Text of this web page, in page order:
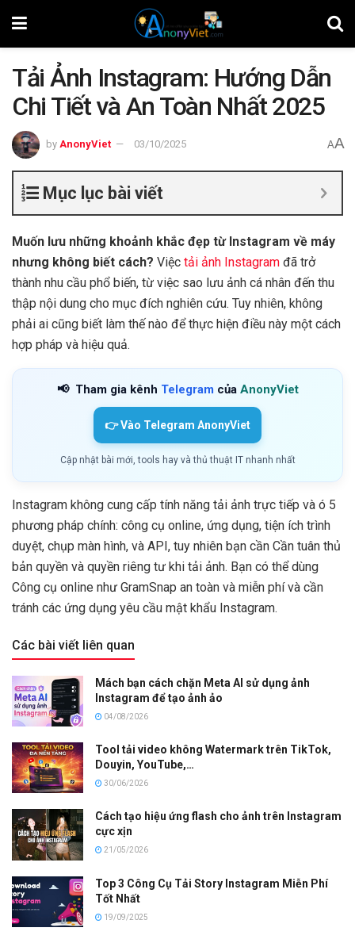
Tải Ảnh Instagram: Hướng Dẫn
Chi Tiết và An Toàn Nhất 2025
by AnonyViet 03/10/2025 AA
Mục lục bài viết
Muốn lưu những khoảnh khắc đẹp từ Instagram về máy
nhưng không biết cách? Việc tải ảnh Instagram đã trở
thành nhu cầu phổ biến, từ việc sao lưu ảnh cá nhân đến thu
thập nội dung cho mục đích nghiên cứu. Tuy nhiên, không
phải ai cũng biết làm thế nào để thực hiện điều này một cách
hợp pháp và hiệu quả.
📢 Tham gia kênh Telegram của AnonyViet
👉 Vào Telegram AnonyViet
Cập nhật bài mới, tools hay và thủ thuật IT nhanh nhất
Instagram không cung cấp tính năng tải ảnh trực tiếp và ó 5
phương pháp chính: công cụ online, ứng dụng, tiện ích trình
duyệt, chụp màn hình, và API, tuy nhiên bạn cần Cần tuân thủ
bản quyền và quyền riêng tư khi tải ảnh. Bạn có thể dùng
Công cụ online như GramSnap an toàn và miễn phí và cần
tránh các ứng dụng yêu cầu mật khẩu Instagram.
Các bài viết liên quan
Mách bạn cách chặn Meta AI sử dụng ảnh
Instagram để tạo ảnh ảo
04/08/2026
Tool tải video không Watermark trên TikTok,
Douyin, YouTube,…
30/06/2026
Cách tạo hiệu ứng flash cho ảnh trên Instagram
cực xịn
21/05/2026
Top 3 Công Cụ Tải Story Instagram Miễn Phí
Tốt Nhất
19/09/2025